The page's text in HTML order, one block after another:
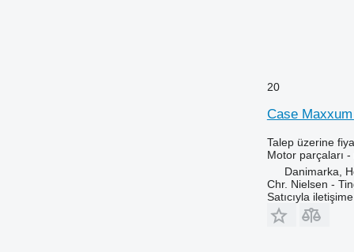
20
Case
Talep üzerine
Motor parçaları
Danimarka,
Chr. Nielsen -
Satıcıyla